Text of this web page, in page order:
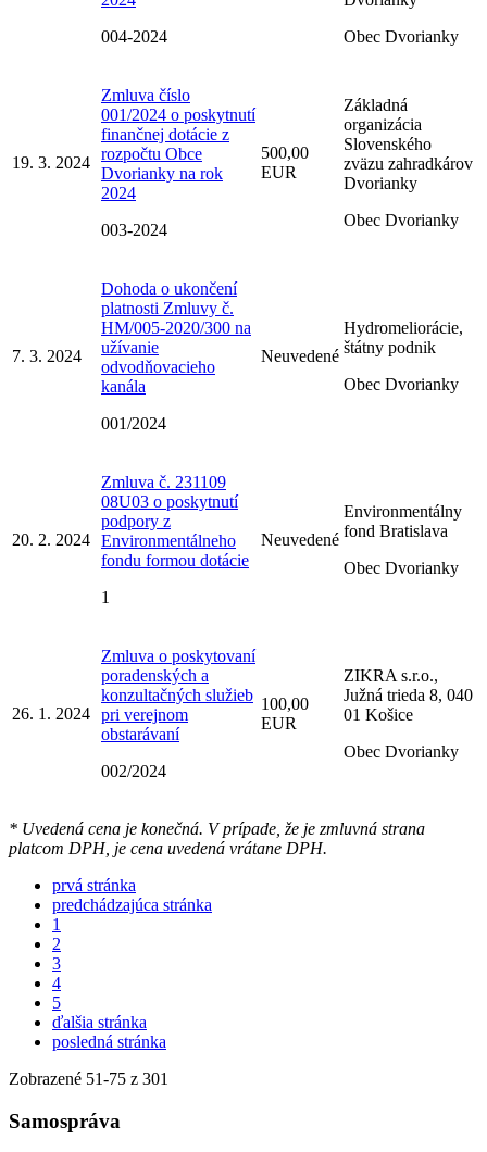
004-2024
Obec Dvorianky
19. 3. 2024
Zmluva číslo
001/2024 o poskytnutí
finančnej dotácie z
rozpočtu Obce
Dvorianky na rok
2024
003-2024
500,00
EUR
Základná
organizácia
Slovenského
zväzu zahradkárov
Dvorianky
Obec Dvorianky
7. 3. 2024
Dohoda o ukončení
platnosti Zmluvy č.
HM/005-2020/300 na
užívanie
odvodňovacieho
kanála
001/2024
Neuvedené
Hydromeliorácie,
štátny podnik
Obec Dvorianky
20. 2. 2024
Zmluva č. 231109
08U03 o poskytnutí
podpory z
Environmentálneho
fondu formou dotácie
1
Neuvedené
Environmentálny
fond Bratislava
Obec Dvorianky
26. 1. 2024
Zmluva o poskytovaní
poradenských a
konzultačných služieb
pri verejnom
obstarávaní
002/2024
100,00
EUR
ZIKRA s.r.o.,
Južná trieda 8, 040
01 Košice
Obec Dvorianky
* Uvedená cena je konečná. V prípade, že je zmluvná strana
platcom DPH, je cena uvedená vrátane DPH.
prvá stránka
predchádzajúca stránka
1
2
3
4
5
ďalšia stránka
posledná stránka
Zobrazené 51-75 z 301
Samospráva